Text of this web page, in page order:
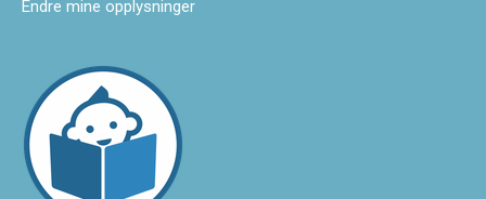
Endre mine opplysninger